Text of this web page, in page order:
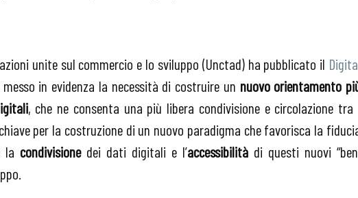
unite sul commercio e lo sviluppo (Unctad) ha pubblicato il
messo in evidenza la necessità di costruire un nuovo orientamento
, che ne consenta una più libera condivisione e circolazione tra
per la costruzione di un nuovo paradigma che favorisca la
la condivisionedei dati digitali e l’accessibilità di questi nuovi